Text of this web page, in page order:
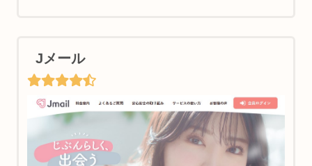
Jメール